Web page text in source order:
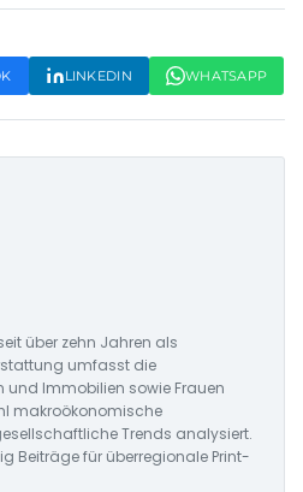
LINKEDIN WHATSAPP
über zehn Jahren als
umfasst die
und Immobilien sowie Frauen
makroökonomische
Trends analysiert.
Beiträge für überregionale Print-